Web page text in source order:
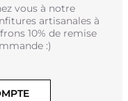
vous à notre
artisanales à
10% de remise
:)